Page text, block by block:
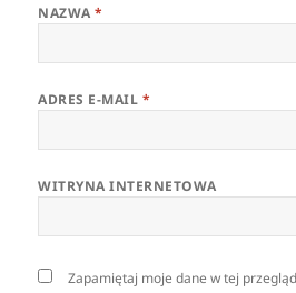
NAZWA*
ADRES E-MAIL *
WITRYNA INTERNETOWA
Zapamiętaj moje dane w tej